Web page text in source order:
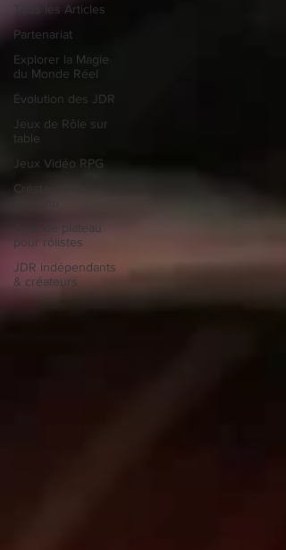
Tous les Articles
Partenariat
Explorer la Magie
du Monde Réel
Évolution des JDR
Jeux de Rôle sur
table
Jeux Vidéo RPG
Créateurs de
Jeux de plateau
pour rôlistes
JDR indépendants
& créateurs